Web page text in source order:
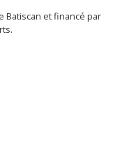
Batiscan et financé par